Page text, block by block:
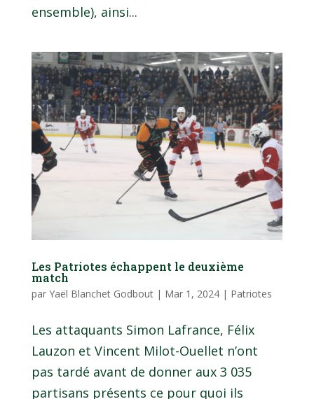
ensemble), ainsi...
Les Patriotes échappent le deuxième
match
par Yaël Blanchet Godbout| Mar 1, 2024| Patriotes
Les attaquants Simon Lafrance, Félix
Lauzon et Vincent Milot-Ouellet n’ont
pas tardé avant de donner aux 3 035
partisans présents ce pour quoi ils